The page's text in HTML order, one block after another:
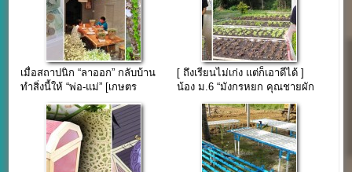
เมื่อสถาปนิก “ลาออก” กลับบ้าน
ทำสิ่งนี้ให้ “พ่อ-แม่” [เกษตร
[ ถึงเรียนไม่เก่ง แต่ก็เอาดีได้ ]
น้อง ม.6 “มังกรหยก คุณชายผัก